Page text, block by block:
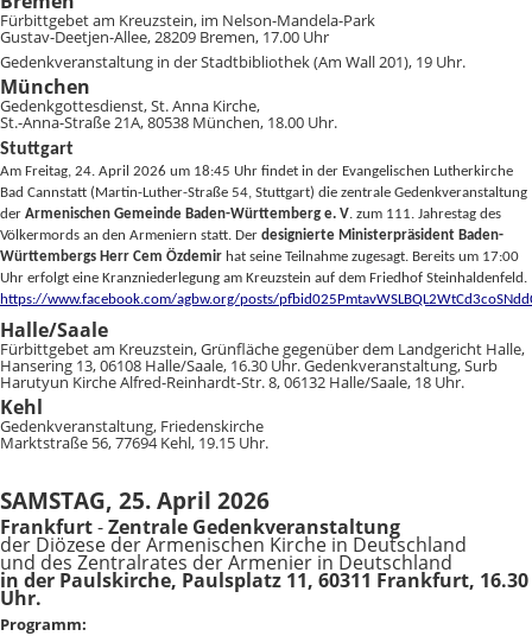
Fürbittgebet am Kreuzstein, im Nelson-Mandela-Park
Gustav-Deetjen-Allee, 28209 Bremen, 17.00 Uhr
Gedenkveranstaltung in der Stadtbibliothek (Am Wall 201), 19 Uhr.
München
Gedenkgottesdienst, St. Anna Kirche,
St.-Anna-Straße 21A, 80538 München, 18.00 Uhr.
Stuttgart
Am Freitag, 24. April 2026 um 18:45 Uhr findet in der Evangelischen Lutherkirche
Bad Cannstatt (Martin-Luther-Straße 54, Stuttgart) die zentrale Gedenkveranstaltung
der Armenischen Gemeinde Baden-Württemberg e. V . zum 111. Jahrestag des
Völkermords an den Armeniern statt. Der designierte Ministerpräsident Baden-
Württembergs Herr Cem Özdemir hat seine Teilnahme zugesagt. Bereits um 17:00
Uhr erfolgt eine Kranzniederlegung am Kreuzstein auf dem Friedhof Steinhaldenfeld.
https://www.facebook.com/agbw.org/posts/
Halle/Saale
Fürbittgebet am Kreuzstein, Grünfläche gegenüber dem Landgericht Halle,
Hansering 13, 06108 Halle/Saale, 16.30 Uhr. Gedenkveranstaltung, Surb
Harutyun Kirche Alfred-Reinhardt-Str. 8, 06132 Halle/Saale, 18 Uhr.
Kehl
Gedenkveranstaltung, Friedenskirche
Marktstraße 56, 77694 Kehl, 19.15 Uhr.
SAMSTAG, 25. April 2026
Frankfurt-Zentrale Gedenkveranstaltung
der Diözese der Armenischen Kirche in Deutschland
und des Zentralrates der Armenier in Deutschland
in der Paulskirche, Paulsplatz 11, 60311 Frankfurt, 16.30
Uhr.
Programm: